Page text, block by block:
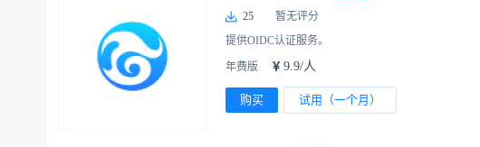
25
暂无评分
提供OIDC认证服务。
年费版 9.9/人
购买 试用（一个月）